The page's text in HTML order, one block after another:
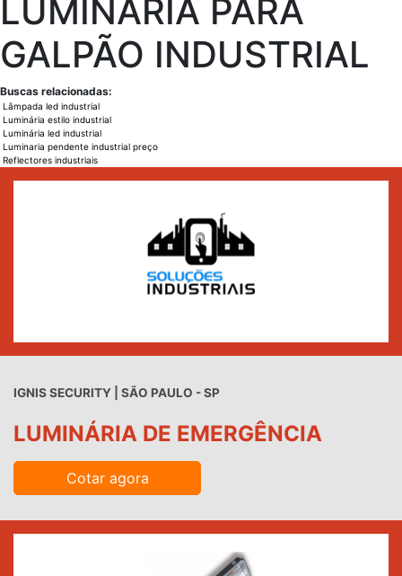
LUMINÁRIA PARA
GALPÃO INDUSTRIAL
Buscas relacionadas:
Lâmpada led industrial
Luminária estilo industrial
Luminária led industrial
Luminaria pendente industrial preço
Reflectores industriais
IGNIS SECURITY | SÃO PAULO - SP
LUMINÁRIA DE EMERGÊNCIA
Cotar agora